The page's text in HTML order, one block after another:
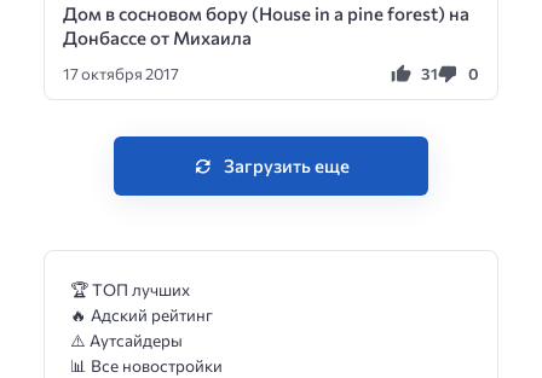
Дом в сосновом бору (House in a pine forest) на
Донбассе от Михаила
17 октября 2017 31 0
Загрузить еще
🏆 ТОП лучших
🔥 Адский рейтинг
⚠️ Аутсайдеры
📊 Все новостройки